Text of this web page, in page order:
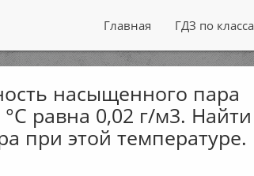
Главная ГДЗ по
насыщенного пара
равна 0,02 г/м3. Найти
при этой температуре.